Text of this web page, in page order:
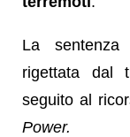
La
rigettata dal
seguito al
Power.